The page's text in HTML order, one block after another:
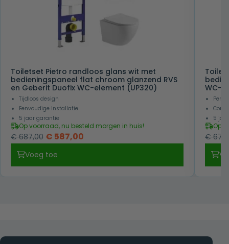
Toiletset Pietro randloos glans wit met
bedieningspaneel flat chroom glanzend RVS
en Geberit Duofix WC-element (UP320)
Tijdloos design
Eenvoudige installatie
5 jaar garantie
Op voorraad, nu besteld morgen in huis!
€687,00 Oorspronkelijke
€ 687,00.
€ 587,00
€ 587,00.
Voeg toe
WC-
5
Op
€